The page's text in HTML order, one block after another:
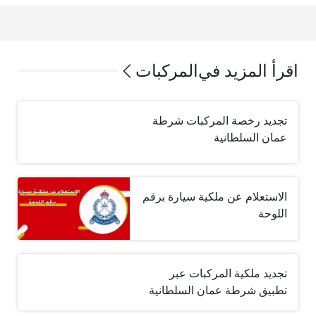
اقرأ المزيد في المركبات
تجديد رخصة المركبات شرطة
عمان السلطانية
الاستعلام عن ملكية سيارة برقم
اللوحة
تجديد ملكية المركبات عبر
تطبيق شرطة عمان السلطانية